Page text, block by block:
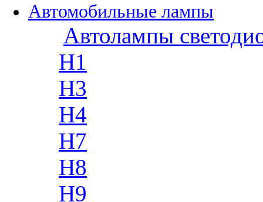
Автомобильные лампы
Автолампы
H1
H3
H4
H7
H8
H9